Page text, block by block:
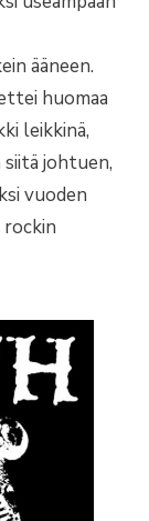
ääneen.
huomaa
leikkinä,
johtuen,
vuoden